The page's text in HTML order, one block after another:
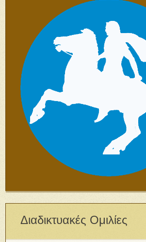
Διαδικτυακές Ομιλίες